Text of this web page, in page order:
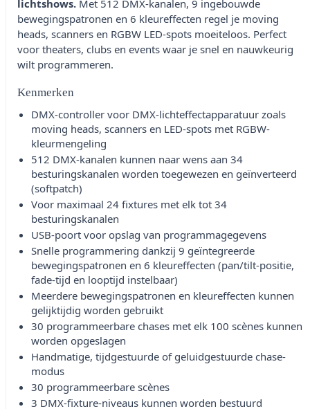
lichtshows. Met 512 DMX-kanalen, 9 ingebouwde
bewegingspatronen en 6 kleureffecten regel je moving
heads, scanners en RGBW LED-spots moeiteloos. Perfect
voor theaters, clubs en events waar je snel en nauwkeurig
wilt programmeren.
Kenmerken
DMX-controller voor DMX-lichteffectapparatuur zoals
moving heads, scanners en LED-spots met RGBW-
kleurmengeling
512 DMX-kanalen kunnen naar wens aan 34
besturingskanalen worden toegewezen en geïnverteerd
(softpatch)
Voor maximaal 24 fixtures met elk tot 34
besturingskanalen
USB-poort voor opslag van programmagegevens
Snelle programmering dankzij 9 geïntegreerde
bewegingspatronen en 6 kleureffecten (pan/tilt-positie,
fade-tijd en looptijd instelbaar)
Meerdere bewegingspatronen en kleureffecten kunnen
gelijktijdig worden gebruikt
30 programmeerbare chases met elk 100 scènes kunnen
worden opgeslagen
Handmatige, tijdgestuurde of geluidgestuurde chase-
modus
30 programmeerbare scènes
3 DMX-fixture-niveaus kunnen worden bestuurd